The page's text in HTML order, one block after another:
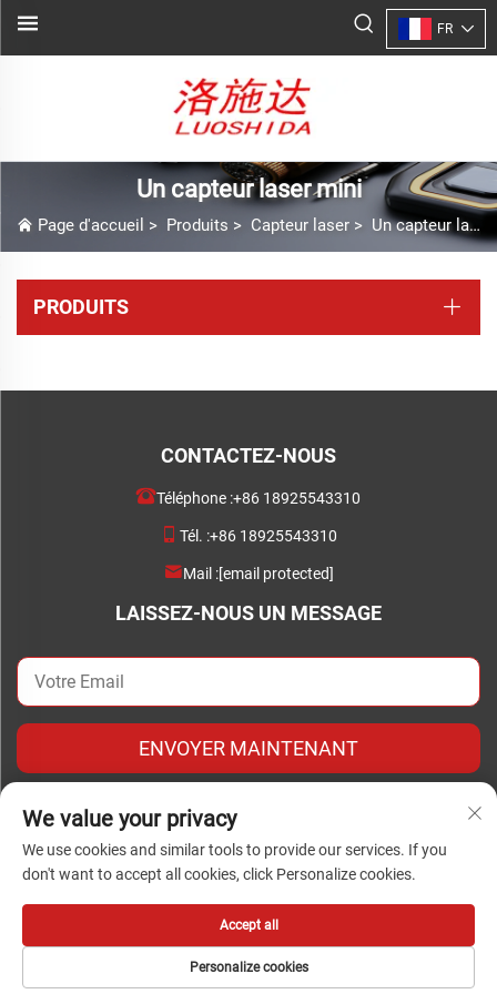
FR
Un capteur laser mini
Page d'accueil > Produits > Capteur laser > Un capteur laser mini
PRODUITS
CONTACTEZ-NOUS
Téléphone :+86 18925543310
Tél. :+86 18925543310
Mail :[email protected]
LAISSEZ-NOUS UN MESSAGE
ENVOYER MAINTENANT
Automation Co., Ltd. tous droits réservés
We value your privacy
We use cookies and similar tools to provide our services. If you
don't want to accept all cookies, click Personalize cookies.
Personalize cookies
Accept all